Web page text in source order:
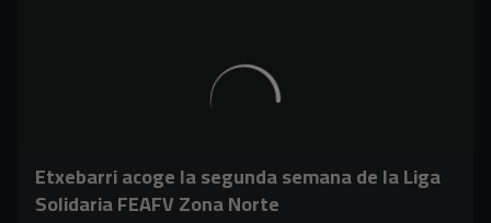
Etxebarri acoge la segunda semana de la Liga
Solidaria FEAFV Zona Norte